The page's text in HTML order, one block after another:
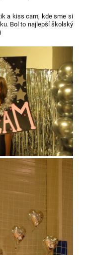
a kiss cam, kde sme si
Bol to najlepší školský